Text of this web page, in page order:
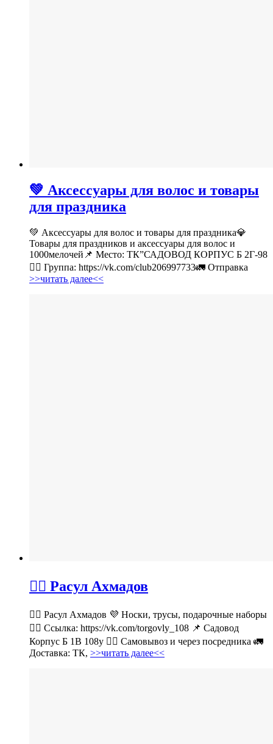
💚 Аксессуары для волос и товары
для праздника
💚 Аксессуары для волос и товары для праздника💎
Товары для праздников и аксессуары для волос и
1000мелочей📌 Место: ТК”САДОВОД КОРПУС Б 2Г-98
👉🏻 Группа: https://vk.com/club206997733🚛 Отправка
>>читать далее<<
💁‍♂ Расул Ахмадов
💁‍♂ Расул Ахмадов 💜 Носки, трусы, подарочные наборы
👉🏻 Ссылка: https://vk.com/torgovly_108 📌 Садовод
Корпус Б 1В 108у 🚶‍♂ Самовывоз и через посредника 🚛
Доставка: ТК, >>читать далее<<